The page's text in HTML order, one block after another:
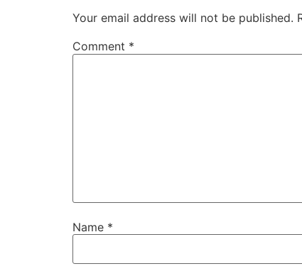
Your email address will not be published.
Comment *
Name *